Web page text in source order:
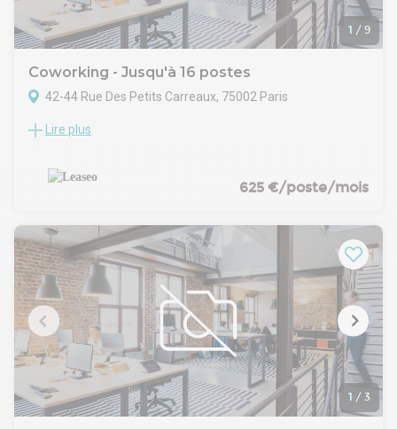
1 / 9
Coworking - Jusqu'à 16 postes
42-44 Rue Des Petits Carreaux, 75002 Paris
OFFRE PLUG & PLAY - Dans un immeuble en pierre de taille,
location des bureaux en très bon état et meublés- Taxe
bureaux : 26.71 € /m²/an
salle de réunion, un espace kitchenette et sanitaires H/F
- Grande flexibilité d'aménagement
- Locaux équipés pour 16 postes
- Bureaux lumineux et calmes
- Sol béton ciré
- Aspect moderne et élégant
- Fibre optique / Câblage informatique
- Le loyer est de 10 000€ HT/mois et inclut le mobilier,
l'électricité, l'eau, le chauffage et les taxes
- Les informations sur les risques auxquels ce bien est
exposé sont disponibles sur le site Géorisques :
Lire plus
625 €/poste/mois
1 / 3